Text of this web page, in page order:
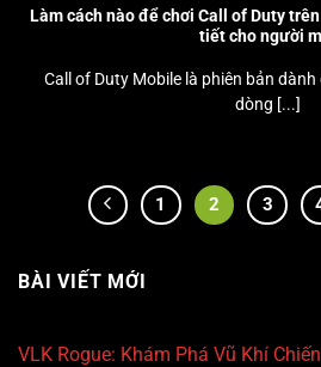
Làm cách nào để chơi Call of Duty
tiết cho người
Call of Duty Mobile là phiên bản
dòng [...]
1 2 3
BÀI VIẾT MỚI
VLK Rogue: Khám Phá Vũ Khí